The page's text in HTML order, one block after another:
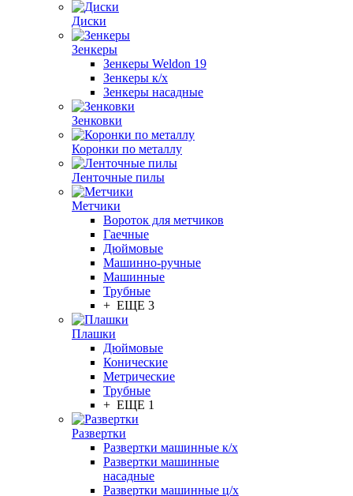
Диски
Зенкеры
Зенкеры Weldon 19
Зенкеры к/х
Зенкеры насадные
Зенковки
Коронки по металлу
Ленточные пилы
Метчики
Вороток для метчиков
Гаечные
Дюймовые
Машинно-ручные
Машинные
Трубные
+ ЕЩЕ 3
Плашки
Дюймовые
Конические
Метрические
Трубные
+ ЕЩЕ 1
Развертки
Развертки машинные к/х
Развертки машинные
насадные
Развертки машинные ц/х